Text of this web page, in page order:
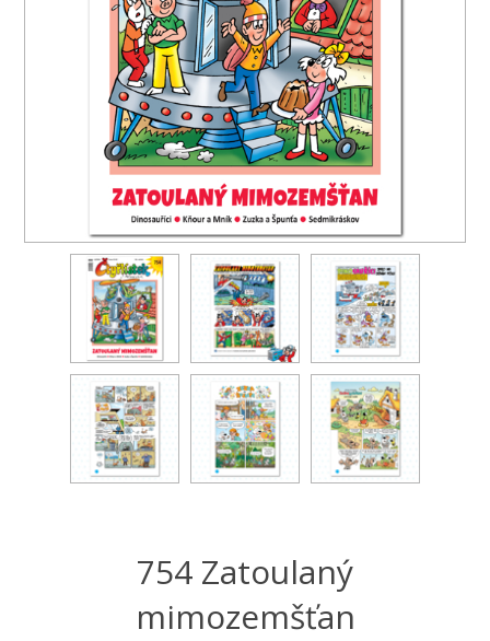
754 Zatoulaný
mimozemšťan